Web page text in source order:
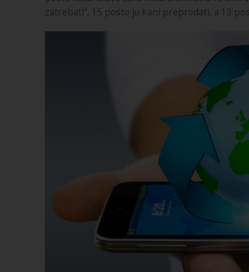
zatrebati”, 15 posto ju kani preprodati, a 13